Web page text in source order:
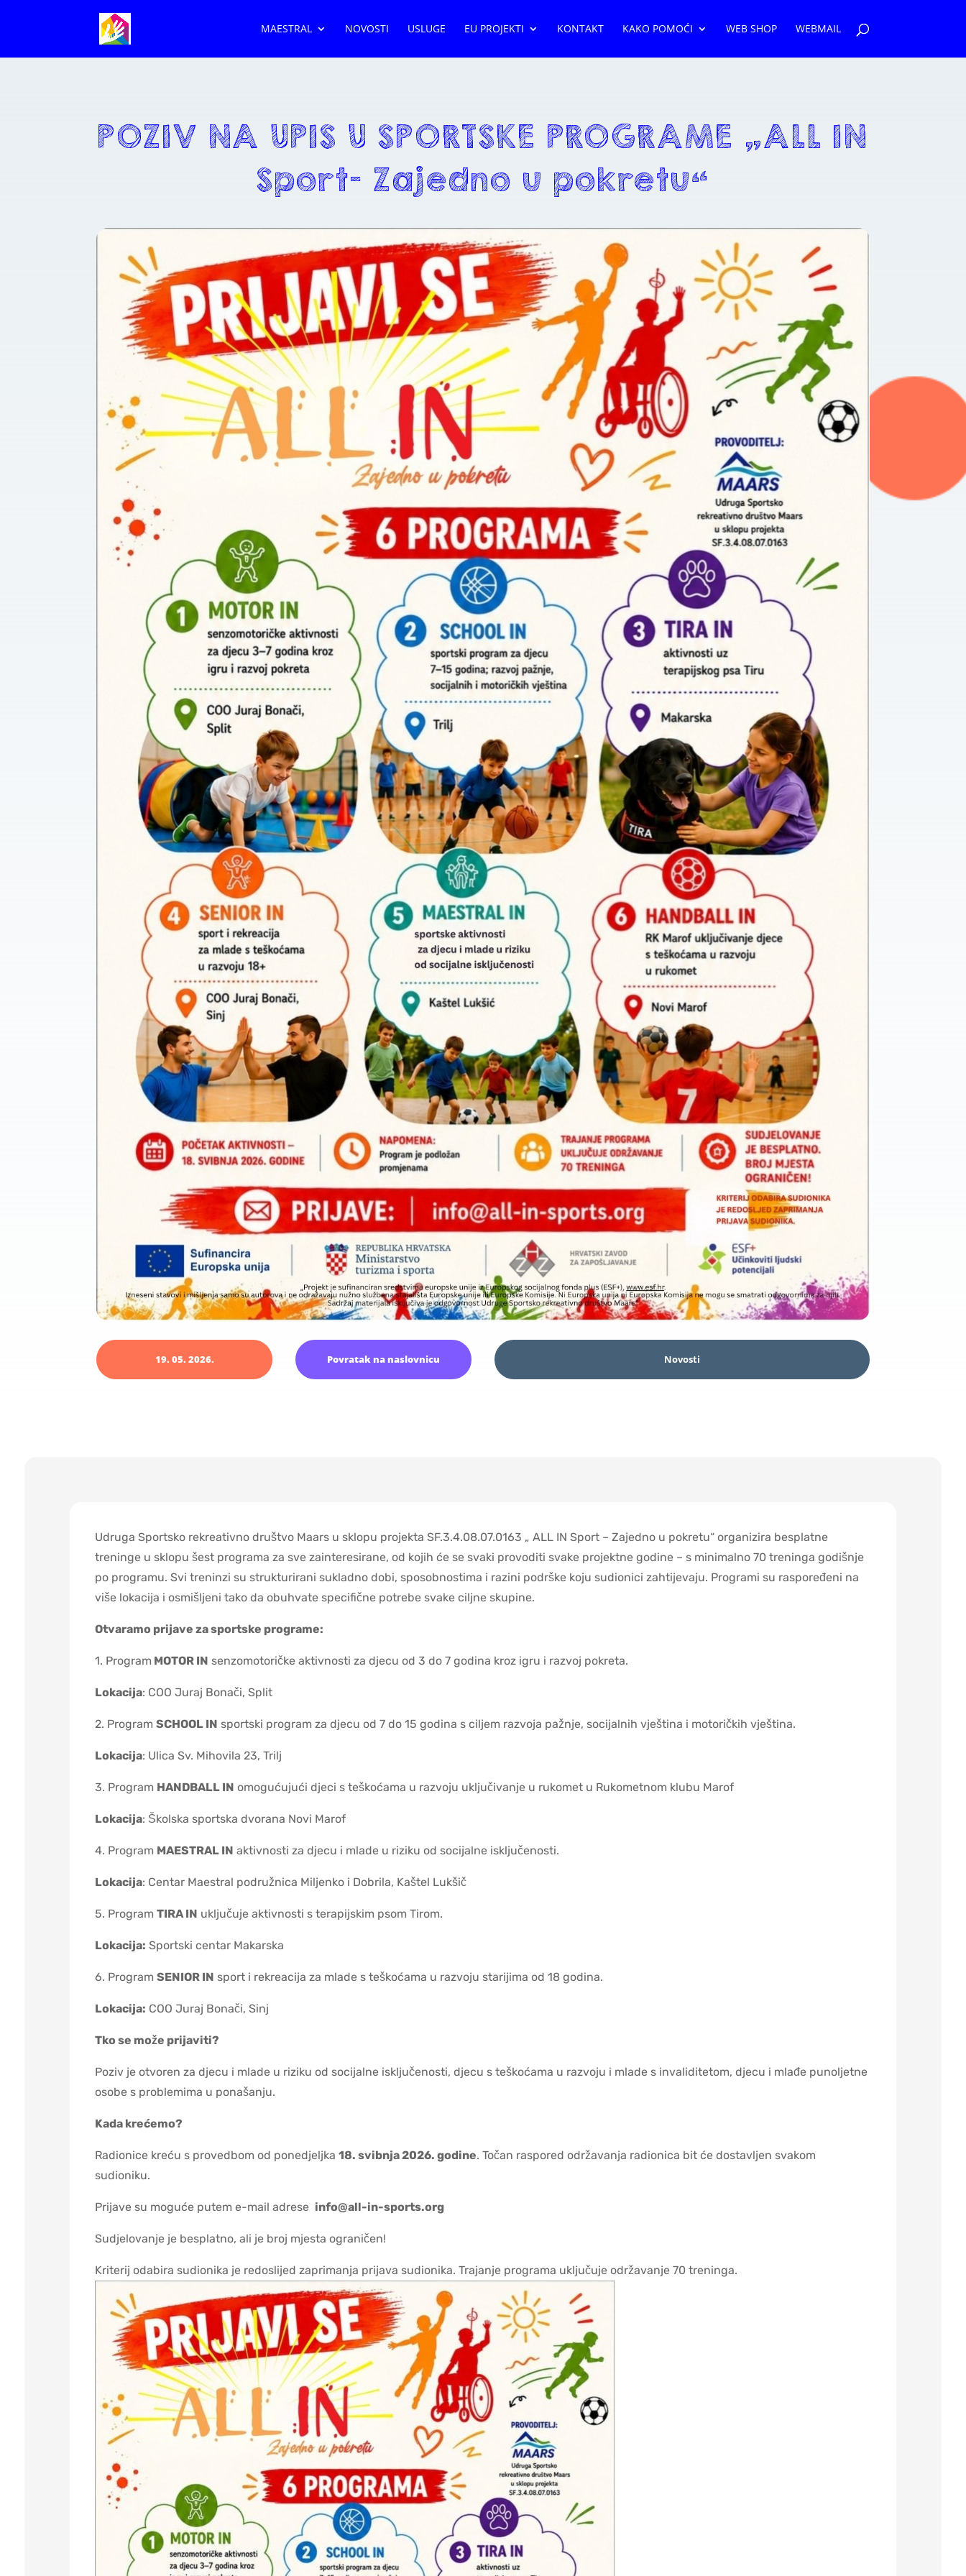
MAESTRAL NOVOSTI USLUGE EU PROJEKTI KONTAKT KAKO POMOĆI WEB SHOP WEBMAIL
POZIV NA UPIS U SPORTSKE PROGRAME „ALL IN
Sport- Zajedno u pokretu“
19. 05. 2026. Povratak na naslovnicu Novosti
Udruga Sportsko rekreativno društvo Maars u sklopu projekta SF.3.4.08.07.0163 „ ALL IN Sport – Zajedno u pokretu“ organizira besplatne
treninge u sklopu šest programa za sve zainteresirane, od kojih će se svaki provoditi svake projektne godine – s minimalno 70 treninga godišnje
po programu. Svi treninzi su strukturirani sukladno dobi, sposobnostima i razini podrške koju sudionici zahtijevaju. Programi su raspoređeni na
više lokacija i osmišljeni tako da obuhvate specifične potrebe svake ciljne skupine.
Otvaramo prijave za sportske programe:
1. Program MOTOR IN senzomotoričke aktivnosti za djecu od 3 do 7 godina kroz igru i razvoj pokreta.
Lokacija: COO Juraj Bonači, Split
2. Program SCHOOL IN sportski program za djecu od 7 do 15 godina s ciljem razvoja pažnje, socijalnih vještina i motoričkih vještina.
Lokacija: Ulica Sv. Mihovila 23, Trilj
3. Program HANDBALL IN omogućujući djeci s teškoćama u razvoju uključivanje u rukomet u Rukometnom klubu Marof
Lokacija: Školska sportska dvorana Novi Marof
4. Program MAESTRAL IN aktivnosti za djecu i mlade u riziku od socijalne isključenosti.
Lokacija: Centar Maestral podružnica Miljenko i Dobrila, Kaštel Lukšič
5. Program TIRA IN uključuje aktivnosti s terapijskim psom Tirom.
Lokacija: Sportski centar Makarska
6. Program SENIOR IN sport i rekreacija za mlade s teškoćama u razvoju starijima od 18 godina.
Lokacija: COO Juraj Bonači, Sinj
Tko se može prijaviti?
Poziv je otvoren za djecu i mlade u riziku od socijalne isključenosti, djecu s teškoćama u razvoju i mlade s invaliditetom, djecu i mlađe punoljetne
osobe s problemima u ponašanju.
Kada krećemo?
Radionice kreću s provedbom od ponedjeljka 18. svibnja 2026. godine. Točan raspored održavanja radionica bit će dostavljen svakom
sudioniku.
Prijave su moguće putem e-mail adrese info@all-in-sports.org
Sudjelovanje je besplatno, ali je broj mjesta ograničen!
Kriterij odabira sudionika je redoslijed zaprimanja prijava sudionika. Trajanje programa uključuje održavanje 70 treninga.